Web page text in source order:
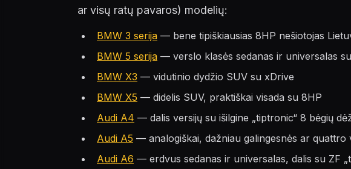
ar visų ratų pavaros) modelių:
BMW 3 serija — bene tipiškiausias 8HP nešiotojas
BMW 5 serija — verslo klasės sedanas ir universalas
BMW X3 — vidutinio dydžio SUV su xDrive
BMW X5 — didelis SUV, praktiškai visada su 8HP
Audi A4 — dalis versijų su išilgine „tiptronic“ 8 bėgių
Audi A5 — analogiškai, dažniau galingesnės ar quattro
Audi A6 — erdvus sedanas ir universalas, dalis su ZF